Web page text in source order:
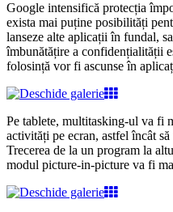
Google intensifică protecția
exista mai puține posibilități
lanseze alte aplicații în fundal,
îmbunătățire a confidențialității
folosință vor fi ascunse în
Pe tablete, multitasking-ul va fi
activități pe ecran, astfel încât
Trecerea de la un program la
modul picture-in-picture va fi